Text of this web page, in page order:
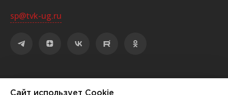
sp@tvk-ug.ru
Сайт использует Cookie